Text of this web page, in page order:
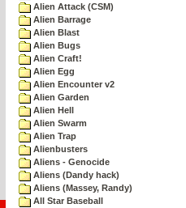
Alien Attack (CSM)
Alien Barrage
Alien Blast
Alien Bugs
Alien Craft!
Alien Egg
Alien Encounter v2
Alien Garden
Alien Hell
Alien Swarm
Alien Trap
Alienbusters
Aliens - Genocide
Aliens (Dandy hack)
Aliens (Massey, Randy)
All Star Baseball